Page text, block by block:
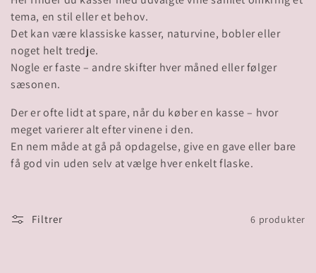
l
l
e
k
t
i
tema, en stil eller et behov.
Det kan være klassiske kasser, naturvine, bobler eller
noget helt tredje.
Nogle er faste – andre skifter hver måned eller følger
sæsonen.
Der er ofte lidt at spare, når du køber en kasse – hvor
meget varierer alt efter vinene i den.
En nem måde at gå på opdagelse, give en gave eller bare
få god vin uden selv at vælge hver enkelt flaske.
Filtrer 6 produkter